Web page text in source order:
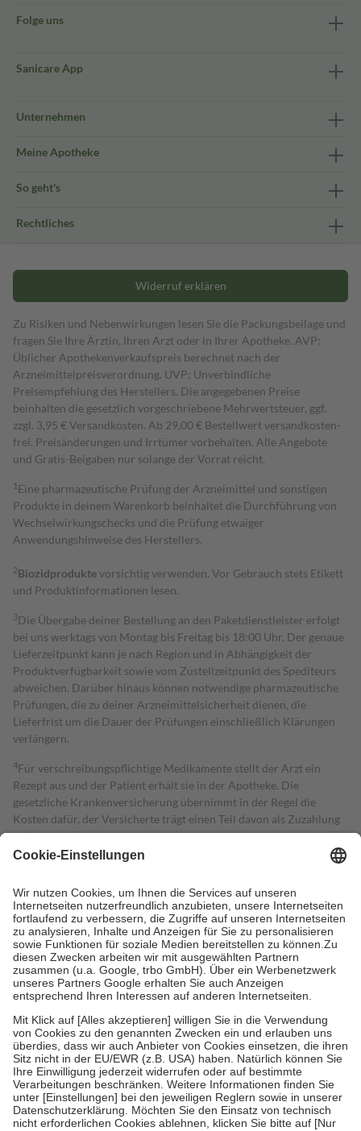
Folge uns
Sanicare App
Unternehmen
Meine Apotheke
So geht's
Rechtliches
Widerruf erklären
Zu Risiken und Nebenwirkungen lesen Sie die Packungsbeilage und
fragen Sie Ihre Ärztin, Ihren Arzt oder in Ihrer Apotheke. AVP:
Üblicher Apothekenverkaufspreis berechnet nach der
Arzneimittelpreisverordnung. UVP: Unverbindliche
Preisempfehlung des Herstellers. Die angegebenen Preise
beinhalten die gesetzlich vorgeschriebene Mehrwertsteuer, ggf.
zzgl. 3,95 € Versandkosten. Ab 29,00 € Bestell­wert versand­kosten­
frei. Preisänderungen und Irrtümer vorbehalten. Alle Angebote
und Gratis-Beigaben nur solange der Vorrat reicht.
1 Eine pharmazeutische Prüfung der Arzneimittel und sonstigen
Produkte in deinem Warenkorb beinhaltet die Durchführung von
Wechselwirkungschecks und die Prüfung etwaiger
Anwendungshinweise des Herstellers.
2Biozidproduktevorsichtig verwenden. Vor Gebrauch stets Etikett
und Produktinformationen lesen.
3Die Übergabe deiner Bestellung an den Paketdienstleister erfolgt
bei uns werktags von Montag bis Freitag bis 18:00 Uhr. Der genaue
Lieferzeitpunkt kann je nach Region und in Abhängigkeit der
Produktverfügbarkeit sowie vom Zustellzeitpunkt des Spediteurs
abweichen. Darüber hinaus können notwendige pharmazeutische
Prüfungen, die zu deiner Arzneimittelsicherheit dienen, die
Lieferfrist um die Dauer der Prüfungen einschließlich Klärungen
verlängern.
4Für verschreibungspflichtige Medikamente stellt der Arzt ein
Rezept aus und der Patient erhält sie in der Apotheke. Die
gesetzliche Krankenversicherung übernimmt in der Regel die
Kosten dafür, der Versicherte trägt einen Teil davon als Zuzahlung
mit.
Grundsätzlich leisten Mitglieder Zuzahlungen in Höhe von zehn
höchstens zehn Euro.
Es sind jedoch nie mehr als die tatsächlichen
Kosten der Leistung zu entrichten.
Diese Regeln gelten grundsätzlich auch für Online-Apotheken.
Bei Heilmitteln und häuslicher Krankenpflege beträgt die
Zuzahlung zehn Prozent der Kosten sowie zehn Euro je
Verordnung.
Um das Engagement der Versicherten für ihre eigene Gesundheit zu
stärken und die besondere Stellung der Familie zu unterstützen,
fallenkeine Zuzahlungenan bei:
• Kindern und Jugendlichen bis zum vollendeten 18. Lebensjahr
mit Ausnahme der Fahrkosten
• Untersuchungen zur Vorsorge und Früherkennung, die von der
GKV getragen werden
• empfohlenen Schutzimpfungen
• Harn- und Blutteststreifen